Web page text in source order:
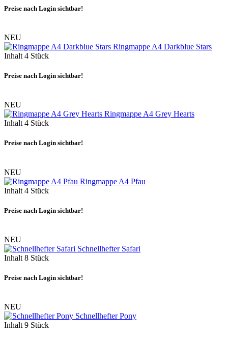
Preise nach Login sichtbar!
NEU
Ringmappe A4 Darkblue Stars
Inhalt 4 Stück
Preise nach Login sichtbar!
NEU
Ringmappe A4 Grey Hearts
Inhalt 4 Stück
Preise nach Login sichtbar!
NEU
Ringmappe A4 Pfau
Inhalt 4 Stück
Preise nach Login sichtbar!
NEU
Schnellhefter Safari
Inhalt 8 Stück
Preise nach Login sichtbar!
NEU
Schnellhefter Pony
Inhalt 9 Stück